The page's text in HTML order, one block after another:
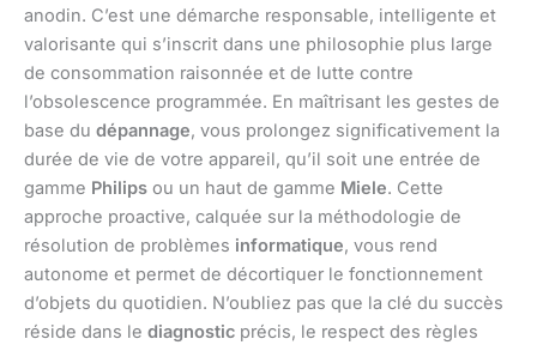
anodin. C’est une démarche responsable, intelligente et
valorisante qui s’inscrit dans une philosophie plus large
de consommation raisonnée et de lutte contre
l’obsolescence programmée. En maîtrisant les gestes de
base du dépannage, vous prolongez significativement la
durée de vie de votre appareil, qu’il soit une entrée de
gamme Philips ou un haut de gamme Miele. Cette
approche proactive, calquée sur la méthodologie de
résolution de problèmes informatique, vous rend
autonome et permet de décortiquer le fonctionnement
d’objets du quotidien. N’oubliez pas que la clé du succès
réside dans le diagnostic précis, le respect des règles